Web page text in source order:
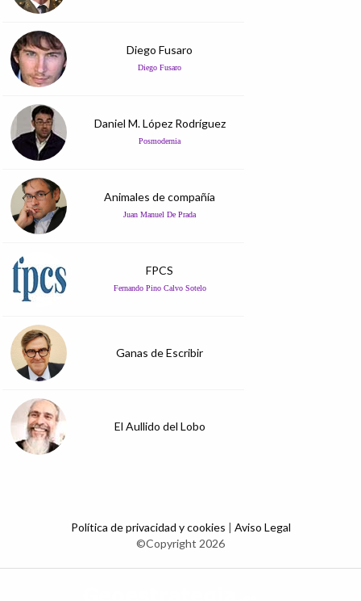
Diego Fusaro
Diego Fusaro
Daniel M. López Rodríguez
Posmodernia
Animales de compañía
Juan Manuel De Prada
FPCS
Fernando Pino Calvo Sotelo
Ganas de Escribir
El Aullido del Lobo
Política de privacidad y cookies | Aviso Legal
©Copyright 2026